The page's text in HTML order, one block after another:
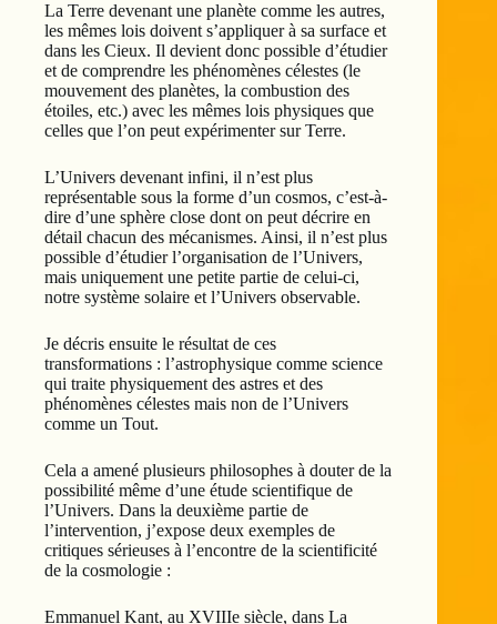
La Terre devenant une planète comme les autres,
les mêmes lois doivent s’appliquer à sa surface et
dans les Cieux. Il devient donc possible d’étudier
et de comprendre les phénomènes célestes (le
mouvement des planètes, la combustion des
étoiles, etc.) avec les mêmes lois physiques que
celles que l’on peut expérimenter sur Terre.
L’Univers devenant infini, il n’est plus
représentable sous la forme d’un cosmos, c’est-à-
dire d’une sphère close dont on peut décrire en
détail chacun des mécanismes. Ainsi, il n’est plus
possible d’étudier l’organisation de l’Univers,
mais uniquement une petite partie de celui-ci,
notre système solaire et l’Univers observable.
Je décris ensuite le résultat de ces
transformations : l’astrophysique comme science
qui traite physiquement des astres et des
phénomènes célestes mais non de l’Univers
comme un Tout.
Cela a amené plusieurs philosophes à douter de la
possibilité même d’une étude scientifique de
l’Univers. Dans la deuxième partie de
l’intervention, j’expose deux exemples de
critiques sérieuses à l’encontre de la scientificité
de la cosmologie :
Emmanuel Kant, au XVIIIe siècle, dans La